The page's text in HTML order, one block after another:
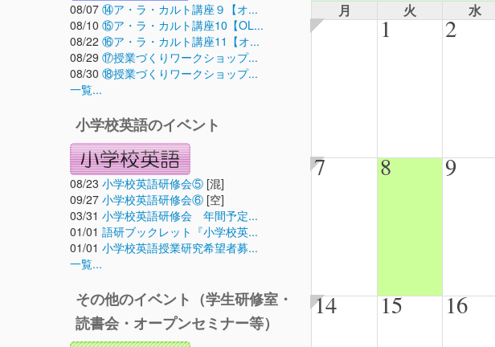
08/07 ⑭ア・ラ・カルト講座９【オ...
08/10 ⑮ア・ラ・カルト講座10【OL...
08/22 ⑯ア・ラ・カルト講座11【オ...
08/29 ⑰授業づくりワークショップ...
08/30 ⑱授業づくりワークショップ...
一覧...
小学校英語のイベント
08/23 小学校英語研修会⑤ [混]
09/27 小学校英語研修会⑥ [空]
03/31 小学校英語研修会 年間予定...
01/01 語研ブックレット『小学校英...
01/01 小学校英語授業研究希望者募...
一覧...
その他のイベント（学生研修室・
読書会・オープンセミナー等）
月 火 水
1 2
7 8 9
14 15 16